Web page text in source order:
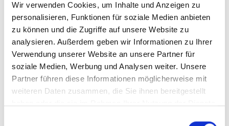
Wir verwenden Cookies, um Inhalte und Anzeigen zu
personalisieren, Funktionen für soziale Medien anbieten
zu können und die Zugriffe auf unsere Website zu
analysieren. Außerdem geben wir Informationen zu Ihrer
Verwendung unserer Website an unsere Partner für
soziale Medien, Werbung und Analysen weiter. Unsere
Partner führen diese Informationen möglicherweise mit
weiteren Daten zusammen, die Sie ihnen bereitgestellt
40,00 €* %
79,99 €* (49.99% gespart)
Preise inkl. MwSt. zzgl. Versandkosten
Größe
36 38 40 42
Anzahl
In den Warenkorb